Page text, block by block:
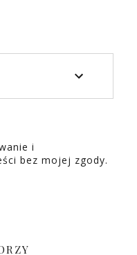
i
bez mojej zgody.